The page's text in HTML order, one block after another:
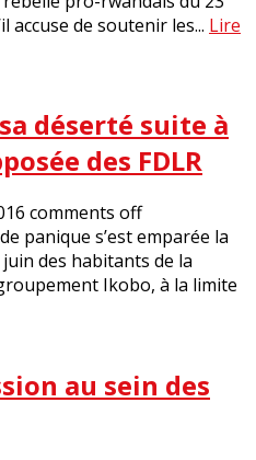
accuse de soutenir les... Lire
déserté suite à
des FDLR
comments off
panique s’est emparée la
des habitants de la
Ikobo, à la limite
au sein des